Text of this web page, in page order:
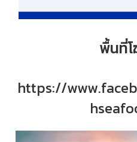
พื้นที่
https://